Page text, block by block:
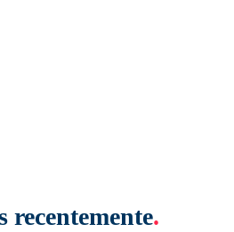
recentemente.